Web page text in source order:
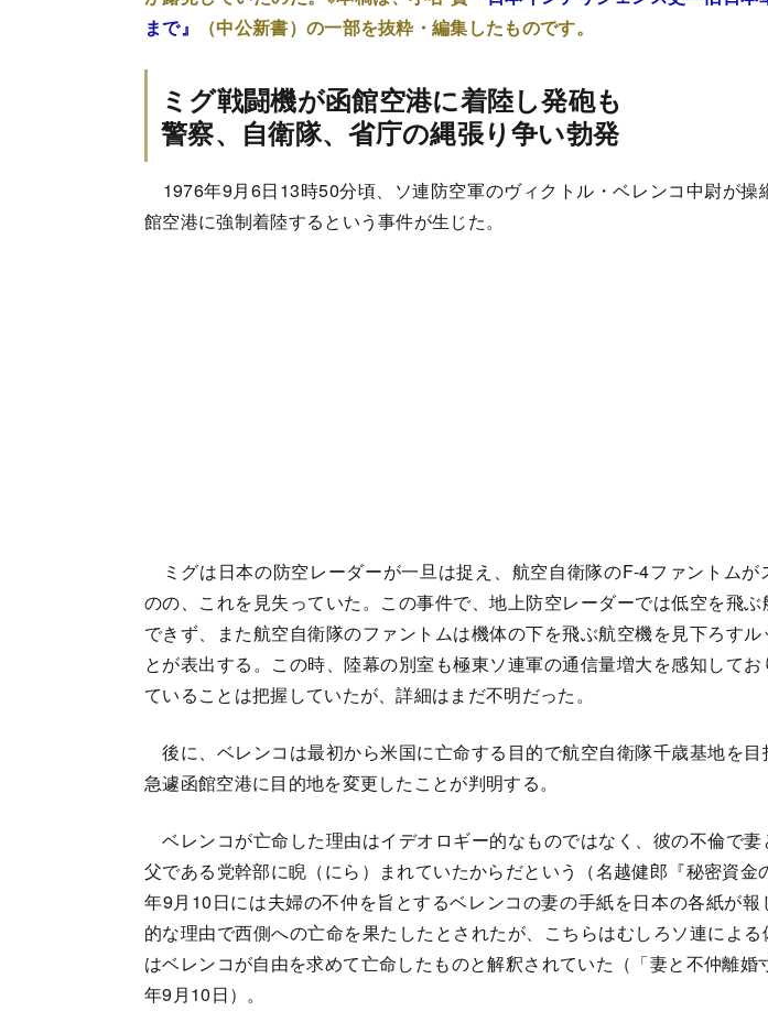
まで』
（中公新書）の一部を抜粋・編集したものです。
ミグ戦闘機が函館空港に着陸し発砲も
警察、自衛隊、省庁の縄張り争い勃発
1976年9月6日13時50分頃、ソ連防空軍のヴィクトル・ベレンコ中尉が操
館空港に強制着陸するという事件が生じた。
ミグは日本の防空レーダーが一旦は捉え、航空自衛隊のF-4ファントムが
のの、これを見失っていた。この事件で、地上防空レーダーでは低空を飛
できず、また航空自衛隊のファントムは機体の下を飛ぶ航空機を見下ろす
とが表出する。この時、陸幕の別室も極東ソ連軍の通信量増大を感知して
ていることは把握していたが、詳細はまだ不明だった。
後に、ベレンコは最初から米国に亡命する目的で航空自衛隊千歳基地を
急遽函館空港に目的地を変更したことが判明する。
ベレンコが亡命した理由はイデオロギー的なものではなく、彼の不倫で
父である党幹部に睨（にら）まれていたからだという（名越健郎『秘密資
年9月10日には夫婦の不仲を旨とするベレンコの妻の手紙を日本の各紙が報
的な理由で西側への亡命を果たしたとされたが、こちらはむしろソ連によ
はベレンコが自由を求めて亡命したものと解釈されていた（「妻と不仲離
年9月10日）。